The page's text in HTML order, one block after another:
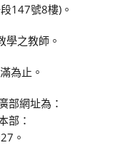
147號8樓)。
學之教師。
為止。
部網址為：
部：
。